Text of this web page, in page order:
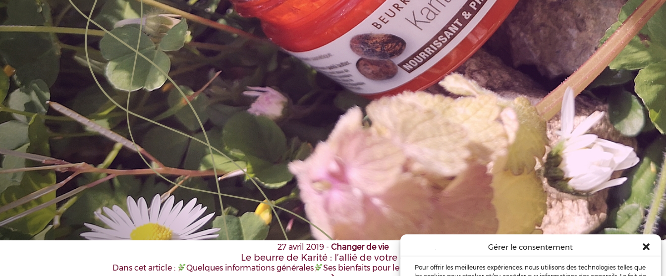
Gérer le consentement
Pour offrir les meilleures expériences, nous utilisons des technologies telles que
27 avril 2019 - Changer de vie
Le beurre de Karité : l’allié de votre corps
Dans cet article : Quelques informations générales Ses bienfaits pour le corps Comment utiliser le beurre de …